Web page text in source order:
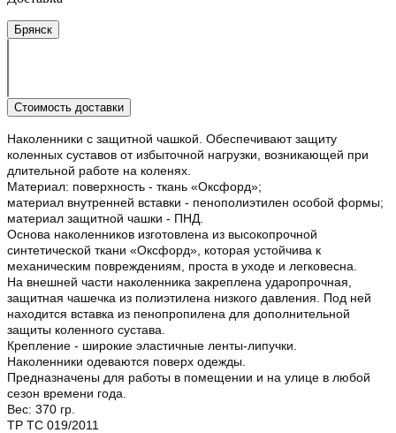
Брянск
Стоимость доставки
Наколенники с защитной чашкой. Обеспечивают защиту
коленных суставов от избыточной нагрузки, возникающей при
длительной работе на коленях.
Материал: поверхность - ткань «Оксфорд»;
материал внутренней вставки - пенополиэтилен особой формы;
материал защитной чашки - ПНД.
Основа наколенников изготовлена из высокопрочной
синтетической ткани «Оксфорд», которая устойчива к
механическим повреждениям, проста в уходе и легковесна.
На внешней части наколенника закреплена ударопрочная,
защитная чашечка из полиэтилена низкого давления. Под ней
находится вставка из пенопропилена для дополнительной
защиты коленного сустава.
Крепление - широкие эластичные ленты-липучки.
Наколенники одеваются поверх одежды.
Предназначены для работы в помещении и на улице в любой
сезон времени года.
Вес: 370 гр.
ТР ТС 019/2011